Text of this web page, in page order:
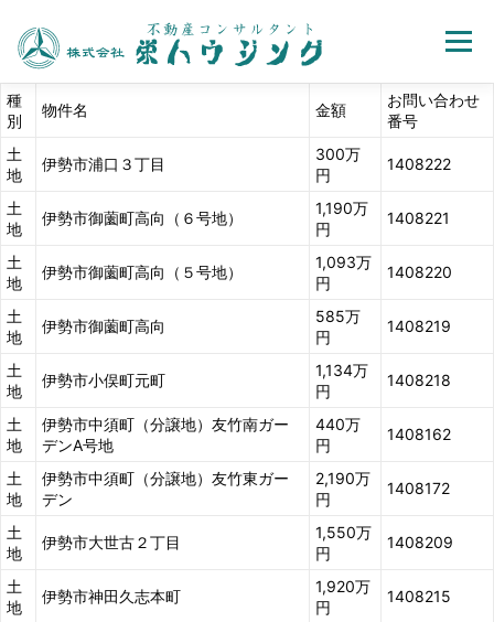
Menu
不動産取引の流れ 会社案内
お問い合わせ ホーム
種
別
物件名 金額
お問い合わせ
番号
土
地
伊勢市浦口３丁目
300万
円
1408222
土
地
伊勢市御薗町高向（６号地）
1,190万
円
1408221
土
地
伊勢市御薗町高向（５号地）
1,093万
円
1408220
土
地
伊勢市御薗町高向
585万
円
1408219
土
地
伊勢市小俣町元町
1,134万
円
1408218
土
地
伊勢市中須町（分譲地）友竹南ガー
デンA号地
440万
円
1408162
土
地
伊勢市中須町（分譲地）友竹東ガー
デン
2,190万
円
1408172
土
地
伊勢市大世古２丁目
1,550万
円
1408209
土
地
伊勢市神田久志本町
1,920万
円
1408215